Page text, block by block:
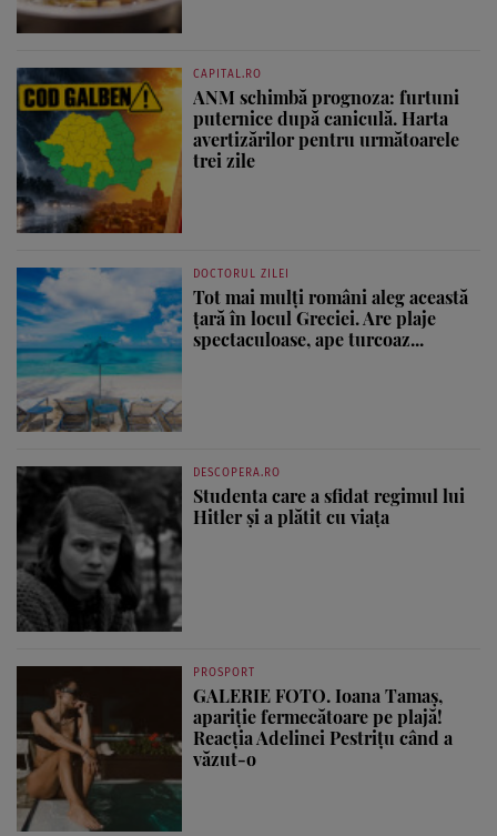
CAPITAL.RO
ANM schimbă prognoza: furtuni
puternice după caniculă. Harta
avertizărilor pentru următoarele
trei zile
DOCTORUL ZILEI
Tot mai mulți români aleg această
țară în locul Greciei. Are plaje
spectaculoase, ape turcoaz...
DESCOPERA.RO
Studenta care a sfidat regimul lui
Hitler și a plătit cu viața
PROSPORT
GALERIE FOTO. Ioana Tamaş,
apariție fermecătoare pe plajă!
Reacția Adelinei Pestrițu când a
văzut-o